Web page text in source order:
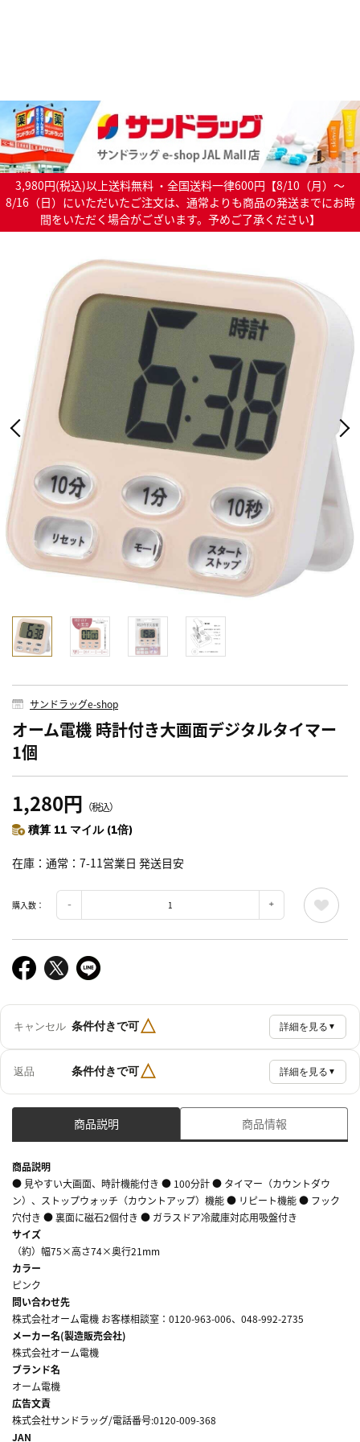
3,980円(税込)以上送料無料 ・全国送料一律600円【8/10（月）～
8/16（日）にいただいたご注文は、通常よりも商品の発送までにお時
間をいただく場合がございます。予めご了承ください】
サンドラッグe-shop
オーム電機 時計付き大画面デジタルタイマー
1個
1,280円 （税込）
積算 11 マイル (1倍)
在庫 通常：7-11営業日 発送目安
購入数：
キャンセル 条件付きで可△ 詳細を見る ▼
返品 条件付きで可△ 詳細を見る ▼
商品説明 商品情報
商品説明
● 見やすい大画面、時計機能付き ● 100分計 ● タイマー（カウントダウ
ン）、ストップウォッチ（カウントアップ）機能 ● リピート機能 ● フック
穴付き ● 裏面に磁石2個付き ● ガラスドア冷蔵庫対応用吸盤付き
サイズ
（約）幅75×高さ74×奥行21mm
カラー
ピンク
問い合わせ先
株式会社オーム電機 お客様相談室：0120-963-006、048-992-2735
メーカー名(製造販売会社)
株式会社オーム電機
ブランド名
オーム電機
広告文責
株式会社サンドラッグ/電話番号:0120-009-368
JAN